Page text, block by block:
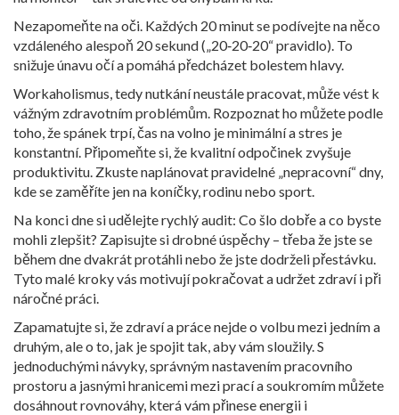
Nezapomeňte na oči. Každých 20 minut se podívejte na něco
vzdáleného alespoň 20 sekund („20‑20‑20“ pravidlo). To
snižuje únavu očí a pomáhá předcházet bolestem hlavy.
Workaholismus, tedy nutkání neustále pracovat, může vést k
vážným zdravotním problémům. Rozpoznat ho můžete podle
toho, že spánek trpí, čas na volno je minimální a stres je
konstantní. Připomeňte si, že kvalitní odpočinek zvyšuje
produktivitu. Zkuste naplánovat pravidelné „nepracovní“ dny,
kde se zaměříte jen na koníčky, rodinu nebo sport.
Na konci dne si udělejte rychlý audit: Co šlo dobře a co byste
mohli zlepšit? Zapisujte si drobné úspěchy – třeba že jste se
během dne dvakrát protáhli nebo že jste dodrželi přestávku.
Tyto malé kroky vás motivují pokračovat a udržet zdraví i při
náročné práci.
Zapamatujte si, že zdraví a práce nejde o volbu mezi jedním a
druhým, ale o to, jak je spojit tak, aby vám sloužily. S
jednoduchými návyky, správným nastavením pracovního
prostoru a jasnými hranicemi mezi prací a soukromím můžete
dosáhnout rovnováhy, která vám přinese energii i